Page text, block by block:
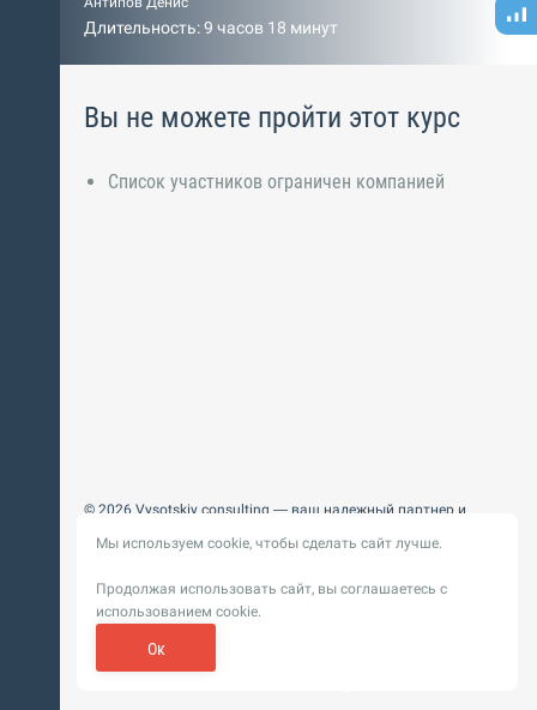
Длительность: 9 часов 18 минут
Вы не можете пройти этот курс
Список участников ограничен компанией
© 2026 Vysotskiy consulting — ваш надежный партнер и
Цифровизация, BIM, ИИ. Внедряем и оптимизируем
Пользовательское
соглашение
Политика обработки персональных
данных
Разработка сайта —
Мы используем cookie, чтобы сделать сайт лучше.
Продолжая использовать сайт, вы соглашаетесь с
использованием cookie.
Ок